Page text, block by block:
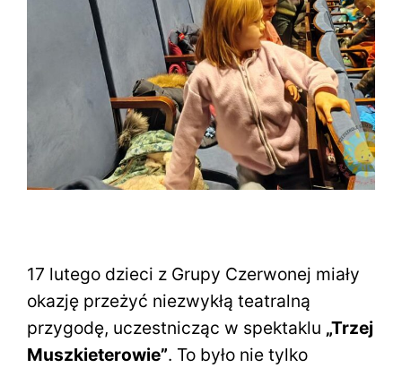
17 lutego dzieci z Grupy Czerwonej miały
okazję przeżyć niezwykłą teatralną
przygodę, uczestnicząc w spektaklu „Trzej
Muszkieterowie”. To było nie tylko